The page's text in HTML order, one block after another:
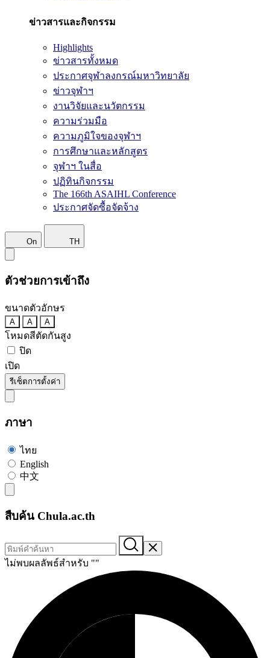
ข่าวสารและกิจกรรม
Highlights
ข่าวสารทั้งหมด
ประกาศจุฬาลงกรณ์มหาวิทยาลัย
ข่าวจุฬาฯ
งานวิจัยและนวัตกรรม
ความร่วมมือ
ความภูมิใจของจุฬาฯ
การศึกษาและหลักสูตร
จุฬาฯ ในสื่อ
ปฏิทินกิจกรรม
The 166th ASAIHL Conference
ประกาศจัดซื้อจัดจ้าง
On TH
ตัวช่วยการเข้าถึง
ขนาดตัวอักษร
A A A
โหมดสีตัดกันสูง
ปิด
เปิด
รีเซ็ตการตั้งค่า
ภาษา
ไทย
English
中文
สืบค้น Chula.ac.th
ไม่พบผลลัพธ์สำหรับ ""